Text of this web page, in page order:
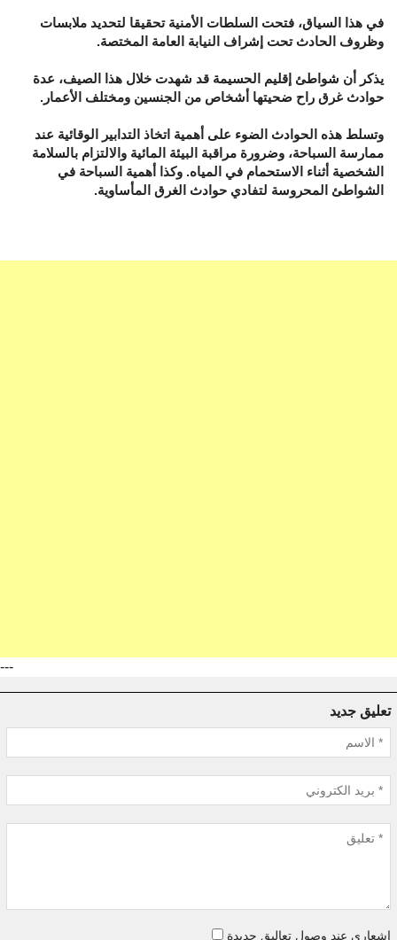
في هذا السياق، فتحت السلطات الأمنية تحقيقا لتحديد ملابسات
وظروف الحادث تحت إشراف النيابة العامة المختصة.
يذكر أن شواطئ إقليم الحسيمة قد شهدت خلال هذا الصيف، عدة
حوادث غرق راح ضحيتها أشخاص من الجنسين ومختلف الأعمار.
وتسلط هذه الحوادث الضوء على أهمية اتخاذ التدابير الوقائية عند
ممارسة السباحة، وضرورة مراقبة البيئة المائية والالتزام بالسلامة
الشخصية أثناء الاستحمام في المياه. وكذا أهمية السباحة في
الشواطئ المحروسة لتفادي حوادث الغرق المأساوية.
---
تعليق جديد
اشعاري عند وصول تعاليق جديدة